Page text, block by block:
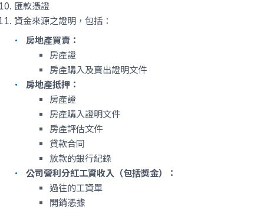
匯款憑證
資金來源之證明，包括：
房地產買賣：
房產證
房產購入及賣出證明文件
房地產抵押：
房產證
房產購入證明文件
房產評估文件
貸款合同
放款的銀行紀錄
公司營利分紅工資收入（包括獎金）：
過往的工資單
開銷憑據